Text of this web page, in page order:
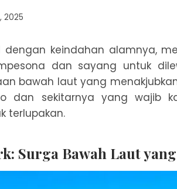
2025
dengan keindahan alamnya,
dan sayang untuk
bawah laut yang
dan sekitarnya yang wajib
terlupakan.
Surga Bawah Laut